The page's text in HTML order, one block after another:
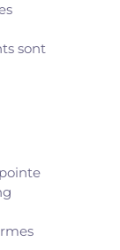
sont